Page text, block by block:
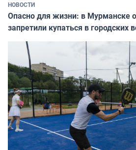
НОВОСТИ
Опасно для жизни: в Мурманске
запретили купаться в городских